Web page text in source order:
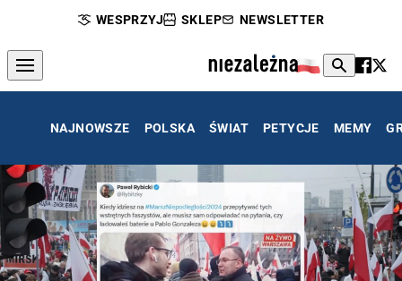
WESPRZYJ SKLEP NEWSLETTER
NAJNOWSZE POLSKA ŚWIAT PETYCJE MEMY